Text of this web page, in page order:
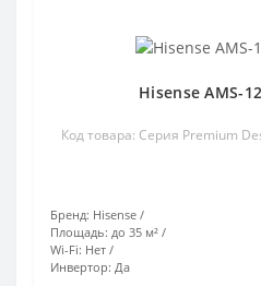
Hisense AMS-
Код товара: Серия Premium
Бренд: Hisense
Площадь: до 35 м²
Wi-Fi: Нет
Инвертор: Да